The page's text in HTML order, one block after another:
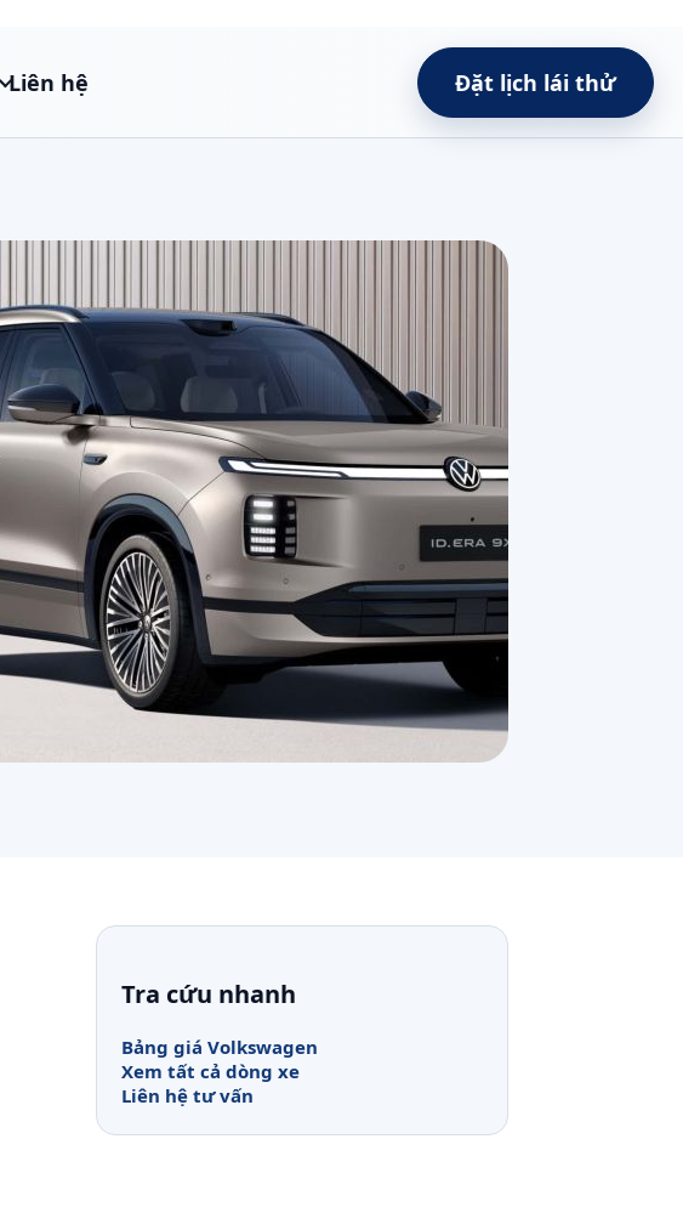
Liên hệ Đặt lịch lái thử
Tra cứu nhanh
Bảng giá Volkswagen
Xem tất cả dòng xe
Liên hệ tư vấn